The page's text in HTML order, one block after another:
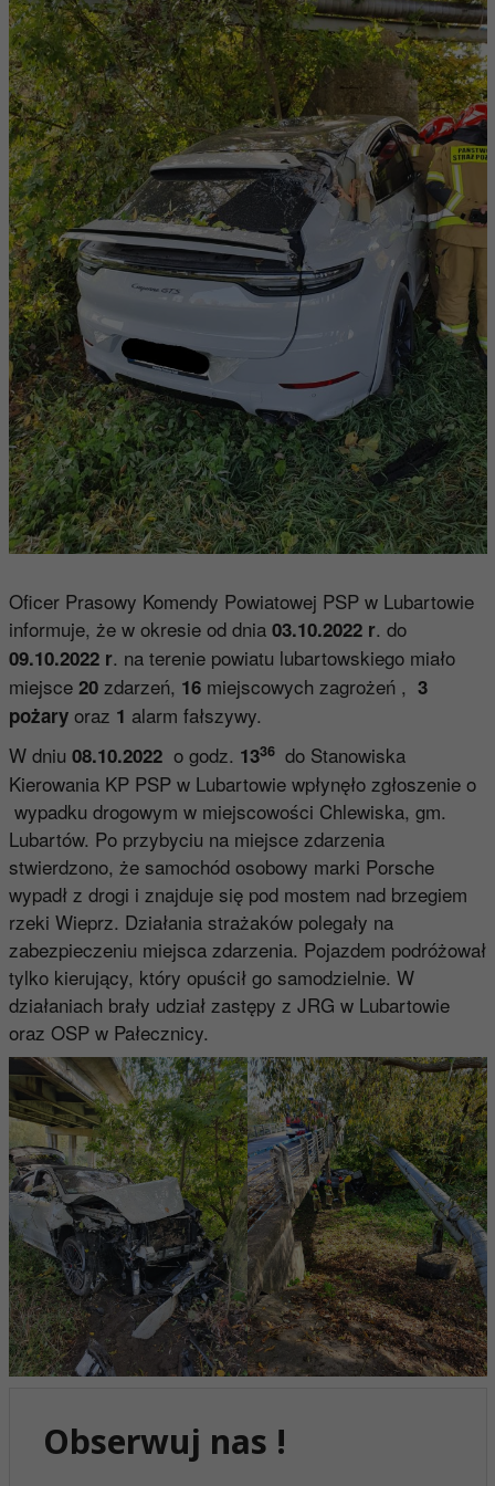
Oficer Prasowy Komendy Powiatowej PSP w Lubartowie
informuje, że w okresie od dnia 03.10.2022 r. do
09.10.2022 r. na terenie powiatu lubartowskiego miało
miejsce 20 zdarzeń, 16 miejscowych zagrożeń , 3
pożaryoraz 1 alarm fałszywy.
W dniu 08.10.2022 o godz. 1336 do Stanowiska
Kierowania KP PSP w Lubartowie wpłynęło zgłoszenie o
wypadku drogowym w miejscowości Chlewiska, gm.
Lubartów. Po przybyciu na miejsce zdarzenia
stwierdzono, że samochód osobowy marki Porsche
wypadł z drogi i znajduje się pod mostem nad brzegiem
rzeki Wieprz. Działania strażaków polegały na
zabezpieczeniu miejsca zdarzenia. Pojazdem podróżował
tylko kierujący, który opuścił go samodzielnie. W
działaniach brały udział zastępy z JRG w Lubartowie
oraz OSP w Pałecznicy.
Obserwuj nas !